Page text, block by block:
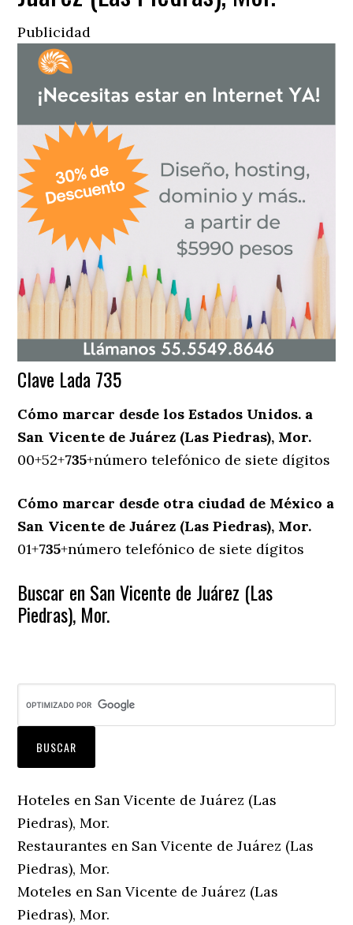
Publicidad
Clave Lada 735
Cómo marcar desde los Estados Unidos. a
San Vicente de Juárez (Las Piedras), Mor.
00+52+735+número telefónico de siete dígitos
Cómo marcar desde otra ciudad de México a
San Vicente de Juárez (Las Piedras), Mor.
01+735+número telefónico de siete dígitos
Buscar en San Vicente de Juárez (Las
Piedras), Mor.
Hoteles en San Vicente de Juárez (Las
Piedras), Mor.
Restaurantes en San Vicente de Juárez (Las
Piedras), Mor.
Moteles en San Vicente de Juárez (Las
Piedras), Mor.